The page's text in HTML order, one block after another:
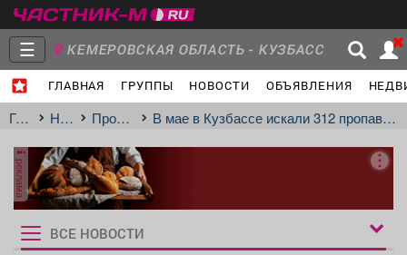
☰ КЕМЕРОВСКАЯ ОБЛАСТЬ - КУЗБАСС
ГЛАВНАЯ ГРУППЫ НОВОСТИ ОБЪЯВЛЕНИЯ
Главная
Группы Новости
Объявления Недвижимость Услуги
ГлавнаяНовостиПроисшествия В мае в Кузбассе искали 312 пропавших человек, среди которых было 107 детей
реклама
Рукбрики
новостей
ВСЕ НОВОСТИ